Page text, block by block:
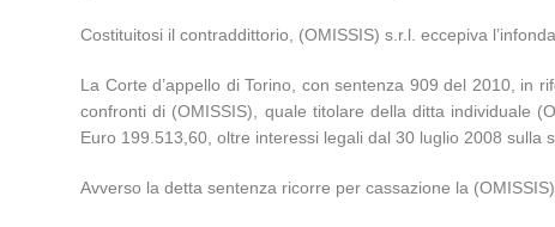
Costituitosi il contraddittorio, (OMISSIS) s.r.l. eccepiva
La Corte d’appello di Torino, con sentenza 909 del 2010, in
confronti di (OMISSIS), quale titolare della ditta individuale
Euro 199.513,60, oltre interessi legali dal 30 luglio 2008 sulla
Avverso la detta sentenza ricorre per cassazione la